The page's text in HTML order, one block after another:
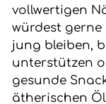
vollwertigen
würdest
jung bleiben,
unterstützen
gesunde
ätherischen